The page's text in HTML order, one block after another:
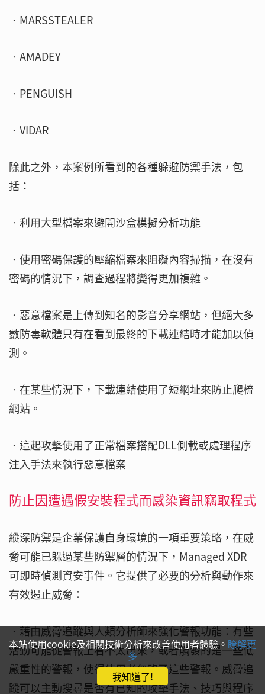
‧MARSSTEALER
‧AMADEY
‧PENGUISH
‧VIDAR
除此之外，本案例所看到的各種躲避防禦手法，包
括：
‧利用大型檔案來避開沙盒模擬分析功能
‧使用密碼保護的壓縮檔案來阻礙內容掃描，在沒有
密碼的情況下，調查過程將變得更加複雜。
‧惡意檔案是上傳到知名的影音分享網站，但絕大多
數防毒軟體只有在看到最終的下載連結時才能加以偵
測。
‧在某些情況下，下載連結使用了短網址來防止爬梳
網站。
‧這起攻擊使用了正常檔案搭配DLL側載或處理程序
注入手法來執行惡意檔案
防止因遭遇假安裝程式而感染資訊竊取程式
縱深防禦是企業保護自身環境的一項重要策略，在威
脅可能已躲過某些防禦層的情況下，Managed XDR
可即時偵測資安事件。它提供了必要的分析與動作來
有效遏止威脅：
‧藉由威脅追蹤與人類分析師來強化警報功能：有些
活動可能從警報上看不太出來，或者觸發的是一些低
嚴重性的警報，使得使用者忽略了這些警報。威脅追
蹤可以主動搜尋是否有已知的攻擊手法、技巧與程序
本站使用cookie及相關技術分析來改善使用者體驗。 瞭解更
多
我知道了!